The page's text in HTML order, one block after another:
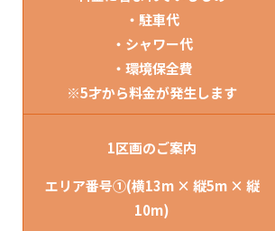
・駐車代
・シャワー代
・環境保全費
※5才から料金が発生します
1区画のご案内
エリア番号①(横13m × 縦5m × 縦
10m)